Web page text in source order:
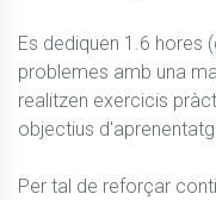
Es dediquen 1.6 hores
problemes amb una
realitzen exercicis
objectius
Per tal de reforçar